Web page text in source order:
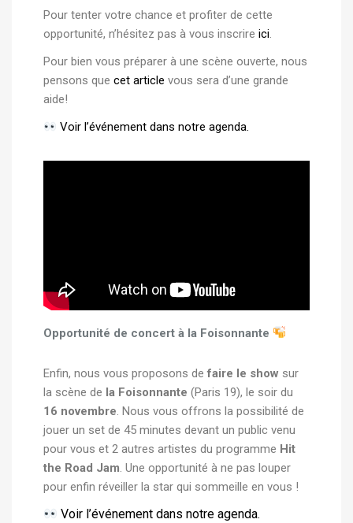
Pour tenter votre chance et profiter de cette
opportunité, n’hésitez pas à vous inscrire ici
Pour bien vous préparer à une scène ouverte, nous
pensons que cet article vous sera d’une grande
aide!
Voir l’événement dans notre agenda.
Opportunité de concert à la Foisonnante
Enfin, nous vous proposons defaire le show sur
la scène de la Foisonnante (Paris 19), le soir du
16 novembre. Nous vous offrons la possibilité de
jouer un set de 45 minutes devant un public venu
pour vous et 2 autres artistes du programme Hit
the Road Jam. Une opportunité à ne pas louper
pour enfin réveiller la star qui sommeille en vous !
Voir l’événement dans notre agenda.